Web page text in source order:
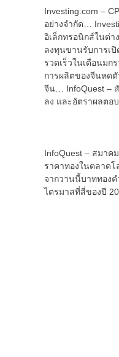
Investing.com –
อย่างจำกัด…
อิเล็กทรอนิกส์ในต่
ลงทุนขานรับการเ
รวดเร็วในเดือนมก
การผลิตของจีนหด
จีน… InfoQuest –
ลง และอัตราผลตอ
InfoQuest – สมาค
ราคาทองในตลาดโ
จากวานนี้บาททอง
ไตรมาสที่สี่ของปี